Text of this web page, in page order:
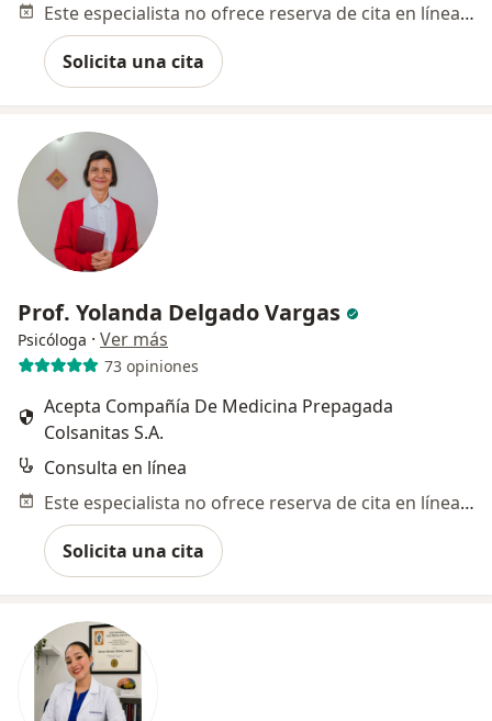
Este especialista no ofrece reserva de cita en línea en esta dirección.
Solicita una cita
Prof. Yolanda Delgado Vargas
Psicóloga · Ver más
73 opiniones
Acepta Compañía De Medicina Prepagada
Colsanitas S.A.
Consulta en línea
Este especialista no ofrece reserva de cita en línea en esta dirección.
Solicita una cita